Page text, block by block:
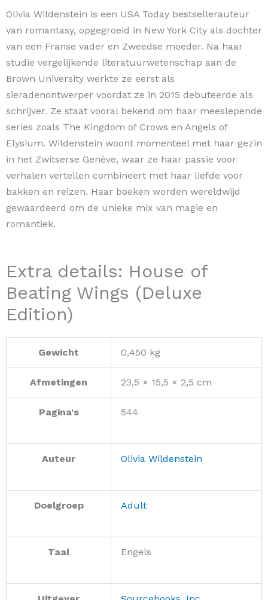
Olivia Wildenstein is een USA Today bestsellerauteur
van romantasy, opgegroeid in New York City als dochter
van een Franse vader en Zweedse moeder. Na haar
studie vergelijkende literatuurwetenschap aan de
Brown University werkte ze eerst als
sieradenontwerper voordat ze in 2015 debuteerde als
schrijver. Ze staat vooral bekend om haar meeslepende
series zoals The Kingdom of Crows en Angels of
Elysium. Wildenstein woont momenteel met haar gezin
in het Zwitserse Genève, waar ze haar passie voor
verhalen vertellen combineert met haar liefde voor
bakken en reizen. Haar boeken worden wereldwijd
gewaardeerd om de unieke mix van magie en
romantiek.
Extra details: House of
Beating Wings (Deluxe
Edition)
Gewicht 0,450 kg
Afmetingen 23,5 × 15,5 × 2,5 cm
Pagina's 544
Auteur Olivia Wildenstein
Doelgroep Adult
Taal Engels